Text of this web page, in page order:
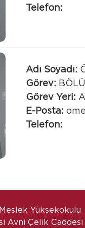
Telefon:
Adı Soyadı:
Görev:
Görev Yeri:
E-Posta:
Telefon:
Yüksekokulu
Avni Çelik